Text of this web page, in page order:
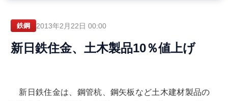
鉄鋼 2013年2月22日 00:00
新日鉄住金、土木製品10％値上げ
新日鉄住金は、鋼管杭、鋼矢板など土木建材製品の